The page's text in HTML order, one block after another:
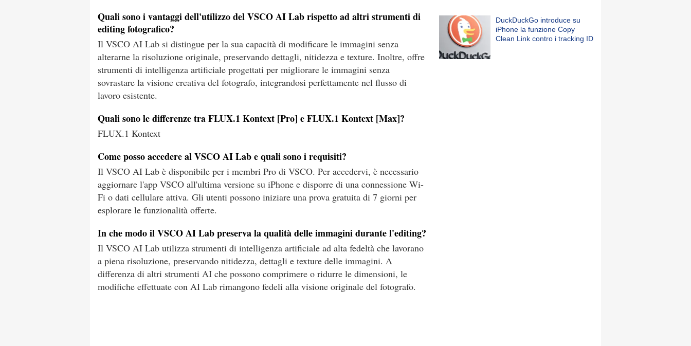
Quali sono i vantaggi dell'utilizzo del VSCO AI Lab rispetto ad altri strumenti di
editing fotografico?
Il VSCO AI Lab si distingue per la sua capacità di modificare le immagini senza
alterarne la risoluzione originale, preservando dettagli, nitidezza e texture. Inoltre, offre
strumenti di intelligenza artificiale progettati per migliorare le immagini senza
sovrastare la visione creativa del fotografo, integrandosi perfettamente nel flusso di
lavoro esistente.
Quali sono le differenze tra FLUX.1 Kontext [Pro] e FLUX.1 Kontext [Max]?
FLUX.1 Kontext
Come posso accedere al VSCO AI Lab e quali sono i requisiti?
Il VSCO AI Lab è disponibile per i membri Pro di VSCO. Per accedervi, è necessario
aggiornare l'app VSCO all'ultima versione su iPhone e disporre di una connessione Wi-
Fi o dati cellulare attiva. Gli utenti possono iniziare una prova gratuita di 7 giorni per
esplorare le funzionalità offerte.
In che modo il VSCO AI Lab preserva la qualità delle immagini durante l'editing?
Il VSCO AI Lab utilizza strumenti di intelligenza artificiale ad alta fedeltà che lavorano
a piena risoluzione, preservando nitidezza, dettagli e texture delle immagini. A
differenza di altri strumenti AI che possono comprimere o ridurre le dimensioni, le
modifiche effettuate con AI Lab rimangono fedeli alla visione originale del fotografo.
DuckDuckGo introduce su
iPhone la funzione Copy
Clean Link contro i tracking ID